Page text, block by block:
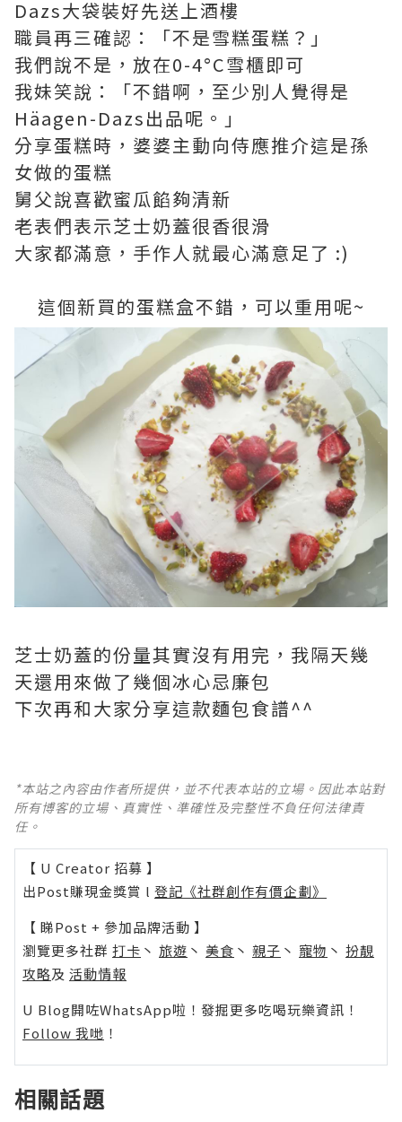
Dazs大袋裝好先送上酒樓
職員再三確認：「不是雪糕蛋糕？」
我們說不是，放在0-4°C雪櫃即可
我妹笑說：「不錯啊，至少別人覺得是
Häagen-Dazs出品呢。」
分享蛋糕時，婆婆主動向侍應推介這是孫
女做的蛋糕
舅父說喜歡蜜瓜餡夠清新
老表們表示芝士奶蓋很香很滑
大家都滿意，手作人就最心滿意足了 :)
這個新買的蛋糕盒不錯，可以重用呢~
芝士奶蓋的份量其實沒有用完，我隔天幾
天還用來做了幾個冰心忌廉包
下次再和大家分享這款麵包食譜^^
*本站之內容由作者所提供，並不代表本站的立場。因此本站對
所有博客的立場、真實性、準確性及完整性不負任何法律責
任。
【 U Creator 招募 】
出Post賺現金獎賞 l 登記《社群創作有價企劃》
【 睇Post + 參加品牌活動 】
瀏覽更多社群 打卡 丶 旅遊 丶 美食 丶 親子 丶 寵物 丶 扮靚
攻略及 活動情報
U Blog開咗WhatsApp啦！發掘更多吃喝玩樂資訊！
Follow 我哋 ！
相關話題